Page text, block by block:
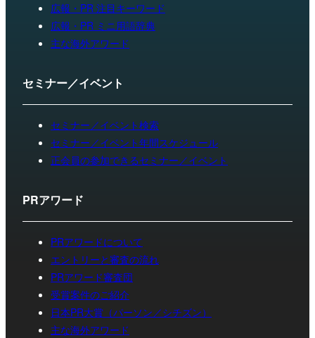
広報・PR 注目キーワード
広報・PR ミニ用語辞典
主な海外アワード
セミナー／イベント
セミナー／イベント検索
セミナー／イベント年間スケジュール
正会員の参加できるセミナー／イベント
PRアワード
PRアワードについて
エントリーと審査の流れ
PRアワード審査団
受賞案件のご紹介
日本PR大賞（パーソン／シチズン）
主な海外アワード